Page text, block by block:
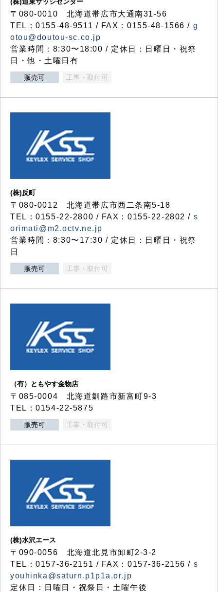
〒080-0010 北海道帯広市大通南31-56
TEL：0155-48-9511 / FAX：0155-48-1566 / g
otou@doutou-sc.co.jp
営業時間：8:30〜18:00 / 定休日：日曜日・祝祭
日・他・土曜日有
販売可 工事・取付可
(株)反町
〒080-0012 北海道帯広市西二条南5-18
TEL：0155-22-2800 / FAX：0155-22-2802 / s
orimati@m2.octv.ne.jp
営業時間：8:30〜17:30 / 定休日：日曜日・祝祭
日
販売可 工事・取付可
（有）ともやす金物店
〒085-0004 北海道釧路市新富町9-3
TEL：0154-22-5875
販売可 工事・取付可
(株)水沢エース
〒090-0056 北海道北見市卸町2-3-2
TEL：0157-36-2151 / FAX：0157-36-2156 / s
youhinka@saturn.p1p1a.or.jp
定休日：日曜日・祝祭日・土曜午後